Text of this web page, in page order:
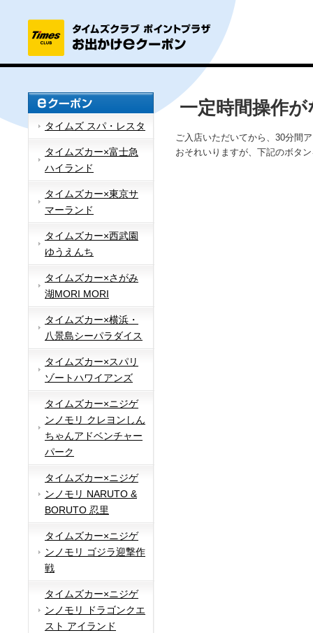
タイムズ スパ・レスタ
タイムズカー×富士急
ハイランド
タイムズカー×東京サ
マーランド
タイムズカー×西武園
ゆうえんち
タイムズカー×さがみ
湖MORI MORI
タイムズカー×横浜・
八景島シーパラダイス
タイムズカー×スパリ
ゾートハワイアンズ
タイムズカー×ニジゲ
ンノモリ クレヨンしん
ちゃんアドベンチャー
パーク
タイムズカー×ニジゲ
ンノモリ NARUTO &
BORUTO 忍里
タイムズカー×ニジゲ
ンノモリ ゴジラ迎撃作
戦
タイムズカー×ニジゲ
ンノモリ ドラゴンクエ
スト アイランド
一定時間操作
ご入店いただいてから、30分間
おそれいりますが、下記のボタ